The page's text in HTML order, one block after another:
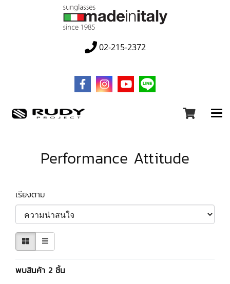
02-215-2372
Performance Attitude
เรียงตาม
พบสินค้า 2 ชิ้น